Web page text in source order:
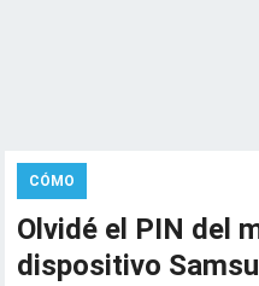
CÓMO
Olvidé el PIN del
dispositivo